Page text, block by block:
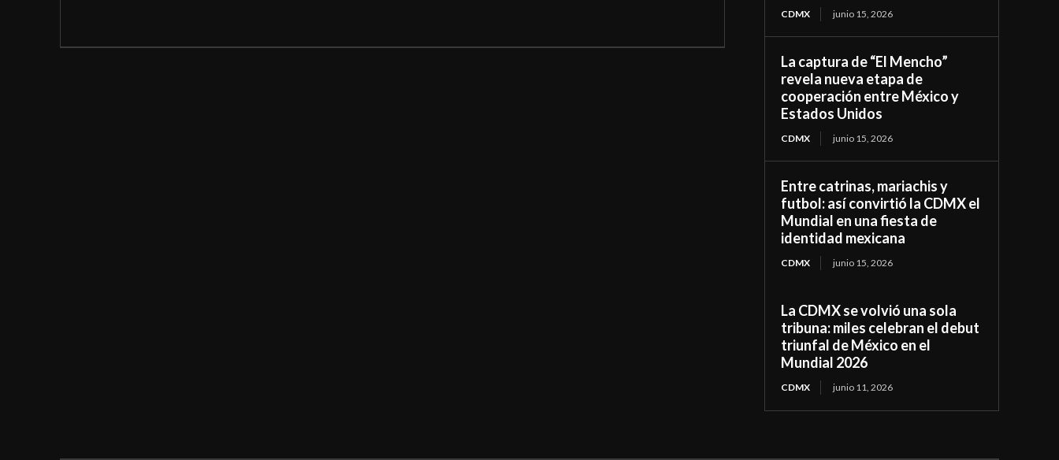
CDMX junio 15, 2026
La captura de “El Mencho”
revela nueva etapa de
cooperación entre México y
Estados Unidos
CDMX junio 15, 2026
Entre catrinas, mariachis y
futbol: así convirtió la CDMX el
Mundial en una fiesta de
identidad mexicana
CDMX junio 15, 2026
La CDMX se volvió una sola
tribuna: miles celebran el debut
triunfal de México en el
Mundial 2026
CDMX junio 11, 2026